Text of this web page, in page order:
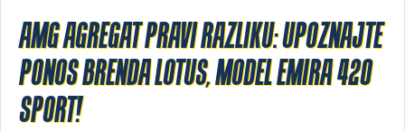
AMG AGREGAT PRAVI RAZLIKU: UPOZNAJTE
PONOS BRENDA LOTUS, MODEL EMIRA 420
SPORT!